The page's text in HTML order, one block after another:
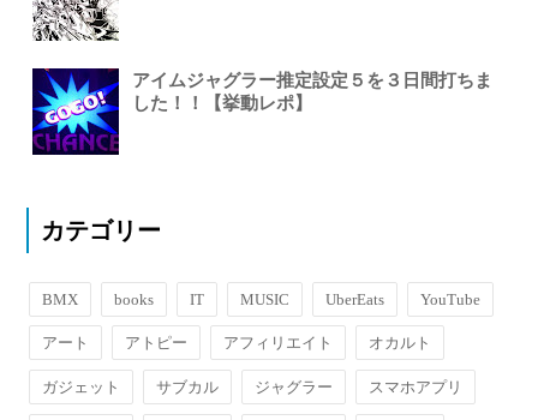
アイムジャグラー推定設定５を３日間打ちま
した！！【挙動レポ】
カテゴリー
BMX books IT MUSIC UberEats YouTube
アート アトピー アフィリエイト オカルト
ガジェット サブカル ジャグラー スマホアプリ